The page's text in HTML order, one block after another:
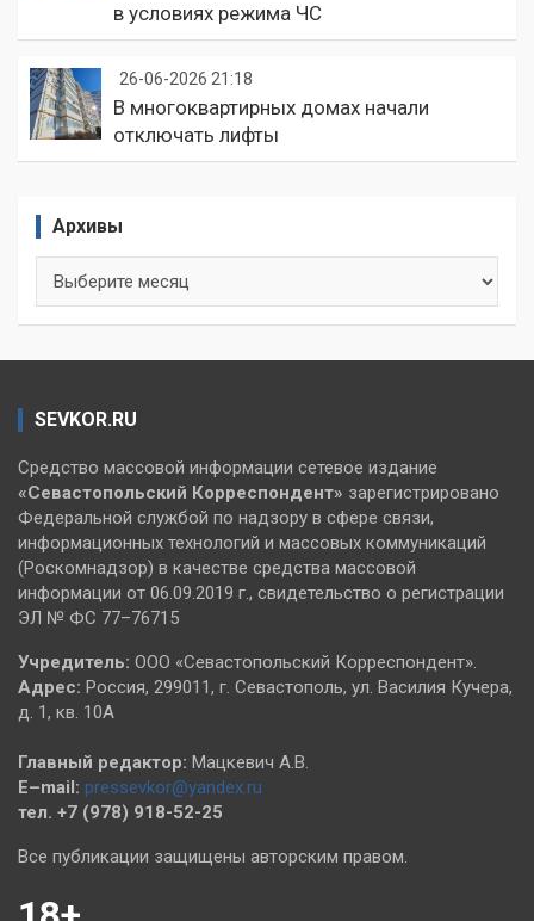
в условиях режима ЧС
26-06-2026 21:18
В многоквартирных домах начали
отключать лифты
Архивы
SEVKOR.RU
Средство массовой информации сетевое издание
«Севастопольский Корреспондент» зарегистрировано
Федеральной службой по надзору в сфере связи,
информационных технологий и массовых коммуникаций
(Роскомнадзор) в качестве средства массовой
информации от 06.09.2019 г., свидетельство о регистрации
ЭЛ № ФС 77–76715
Учредитель: ООО «Севастопольский Корреспондент».
Адрес: Россия, 299011, г. Севастополь, ул. Василия Кучера,
д. 1, кв. 10А
Главный редактор: Мацкевич А.В.
E–mail: pressevkor@yandex.ru
тел. +7 (978) 918-52-25
Все публикации защищены авторским правом.